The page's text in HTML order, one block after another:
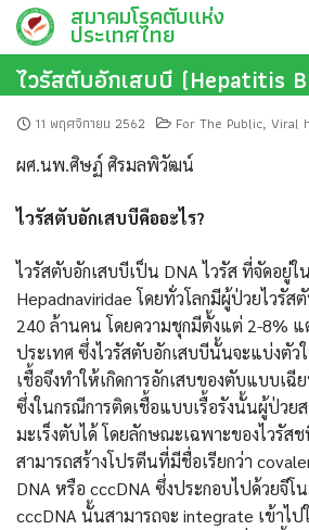
Skip
content
สมาคมโรคตับแห่ง
ประเทศไทย
ไวรัสตับอักเสบบี (Hepatitis
11 พฤศจิกายน 2562 For The Public, Viral
ผศ.นพ.ศิษฏ์ ศิรมลพิวัฒน์
ไวรัสตับอักเสบบีคืออะไร?
ไวรัสตับอักเสบบีเป็น DNA ไวรัส ที่จัดอยู่ใ
Hepadnaviridae โดยทั่วโลกมีผู้ป่วยไวรั
240 ล้านคน โดยความชุกมีตั้งแต่ 2-8%
ประเทศ ซึ่งไวรัสตับอักเสบบีนั้นจะแบ่งตั
เชื้อจึงทำให้เกิดการอักเสบของตับแบบเ
ซึ่งในกรณีการติดเชื้อแบบเรื้อรังนั้นผู้ป่วย
มะเร็งตับได้ โดยลักษณะเฉพาะของไวรัส
สามารถสร้างโปรตีนที่มีชื่อเรียกว่า
DNA หรือ cccDNA ซึ่งประกอบไปด้วยจีโ
cccDNA นั้นสามารถจะ integrate เข้าไป